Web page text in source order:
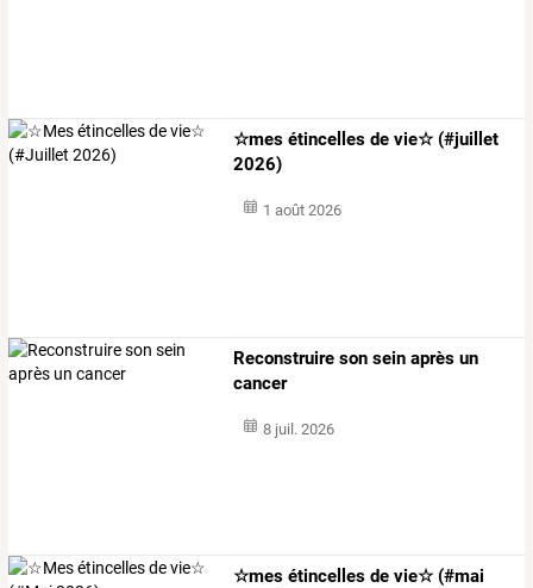
☆mes étincelles de vie☆ (#juillet
2026)
1 août 2026
Reconstruire son sein après un
cancer
8 juil. 2026
☆mes étincelles de vie☆ (#mai